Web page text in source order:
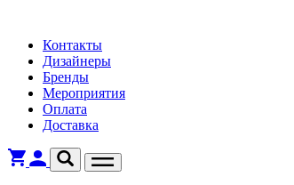
Контакты
Дизайнеры
Бренды
Мероприятия
Оплата
Доставка